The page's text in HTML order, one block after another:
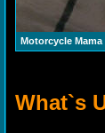
Motorcycle Mama
What`s